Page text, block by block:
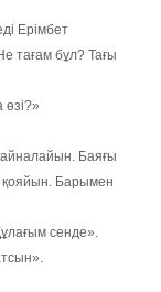
Ерімбет
тағам бұл? Тағы
өзі?»
Баяғы
қояйын. Барымен
сенде».